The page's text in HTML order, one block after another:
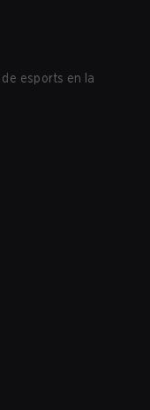
esports en la